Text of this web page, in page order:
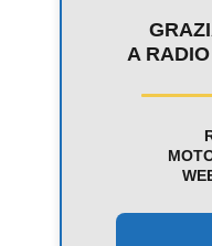
A